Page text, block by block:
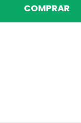
COMPRAR